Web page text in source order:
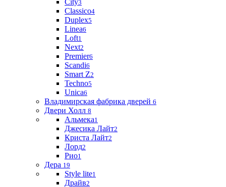
City3
Classico4
Duplex5
Linea6
Loft1
Next2
Premier6
Scandi6
Smart Z2
Techno5
Unica6
Владимирская фабрика дверей 6
Двери Холл 8
Альмека1
Джесика Лайт2
Криста Лайт2
Лорд2
Рио1
Дера 19
Style lite1
Драйв2